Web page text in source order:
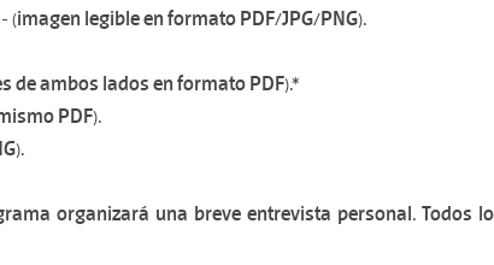
legible en formato PDF/JPG/PNG).
de ambos lados en formato PDF).*
PDF).
organizará una breve entrevista personal . Todos